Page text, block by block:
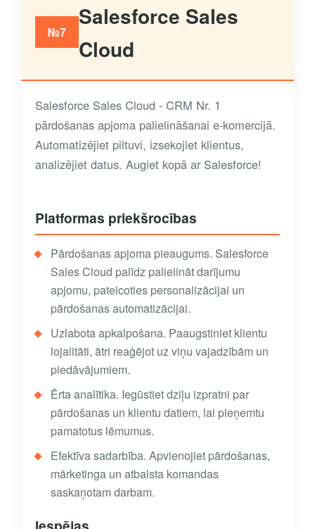
№7
Salesforce Sales
Cloud
Salesforce Sales Cloud - CRM Nr. 1
pārdošanas apjoma palielināšanai e-komercijā.
Automatizējiet piltuvi, izsekojiet klientus,
analizējiet datus. Augiet kopā ar Salesforce!
Platformas priekšrocības
Pārdošanas apjoma pieaugums. Salesforce
Sales Cloud palīdz palielināt darījumu
apjomu, pateicoties personalizācijai un
pārdošanas automatizācijai.
Uzlabota apkalpošana. Paaugstiniet klientu
lojalitāti, ātri reaģējot uz viņu vajadzībām un
piedāvājumiem.
Ērta analītika. Iegūstiet dziļu izpratni par
pārdošanas un klientu datiem, lai pieņemtu
pamatotus lēmumus.
Efektīva sadarbība. Apvienojiet pārdošanas,
mārketinga un atbalsta komandas
saskaņotam darbam.